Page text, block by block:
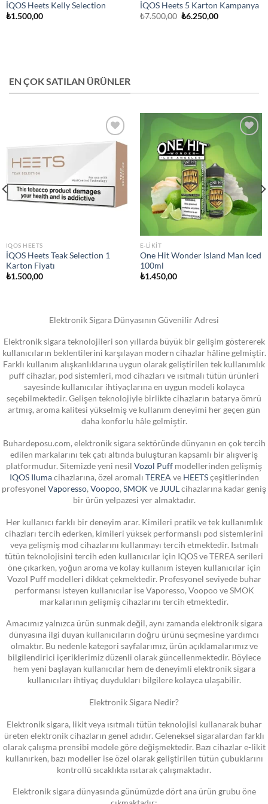
İQOS Heets Kelly Selection
₺1.500,00
İQOS Heets 5 Karton Kampanya
₺7.500,00 Orijinal
₺6.250,00Şu
EN ÇOK SATILAN ÜRÜNLER
Add to
IQOS HEETS
İQOS Heets Teak Selection 1
Karton Fiyatı
₺1.500,00
wishlist
E-LIKIT
One Hit Wonder Island Man Iced
100ml
₺1.450,00
Elektronik Sigara Dünyasının Güvenilir Adresi
Elektronik sigara teknolojileri son yıllarda büyük bir gelişim göstererek
kullanıcıların beklentilerini karşılayan modern cihazlar hâline gelmiştir.
Farklı kullanım alışkanlıklarına uygun olarak geliştirilen tek kullanımlık
puff cihazlar, pod sistemleri, mod cihazları ve ısıtmalı tütün ürünleri
sayesinde kullanıcılar ihtiyaçlarına en uygun modeli kolayca
seçebilmektedir. Gelişen teknolojiyle birlikte cihazların batarya ömrü
artmış, aroma kalitesi yükselmiş ve kullanım deneyimi her geçen gün
daha konforlu hâle gelmiştir.
Buhardeposu.com, elektronik sigara sektöründe dünyanın en çok tercih
edilen markalarını tek çatı altında buluşturan kapsamlı bir alışveriş
platformudur. Sitemizde yeni nesil Vozol Puff modellerinden gelişmiş
IQOS Ilumacihazlarına, özel aromalı TEREA ve HEETSçeşitlerinden
profesyonel Vaporesso, Voopoo, SMOK ve JUULcihazlarına kadar geniş
bir ürün yelpazesi yer almaktadır.
Her kullanıcı farklı bir deneyim arar. Kimileri pratik ve tek kullanımlık
cihazları tercih ederken, kimileri yüksek performanslı pod sistemlerini
veya gelişmiş mod cihazlarını kullanmayı tercih etmektedir. Isıtmalı
tütün teknolojisini tercih eden kullanıcılar için IQOS ve TEREA serileri
öne çıkarken, yoğun aroma ve kolay kullanım isteyen kullanıcılar için
Vozol Puff modelleri dikkat çekmektedir. Profesyonel seviyede buhar
performansı isteyen kullanıcılar ise Vaporesso, Voopoo ve SMOK
markalarının gelişmiş cihazlarını tercih etmektedir.
Amacımız yalnızca ürün sunmak değil, aynı zamanda elektronik sigara
dünyasına ilgi duyan kullanıcıların doğru ürünü seçmesine yardımcı
olmaktır. Bu nedenle kategori sayfalarımız, ürün açıklamalarımız ve
bilgilendirici içeriklerimiz düzenli olarak güncellenmektedir. Böylece
hem yeni başlayan kullanıcılar hem de deneyimli elektronik sigara
kullanıcıları ihtiyaç duydukları bilgilere kolayca ulaşabilir.
Elektronik Sigara Nedir?
Elektronik sigara, likit veya ısıtmalı tütün teknolojisi kullanarak buhar
üreten elektronik cihazların genel adıdır. Geleneksel sigaralardan farklı
olarak çalışma prensibi modele göre değişmektedir. Bazı cihazlar e-likit
kullanırken, bazı modeller ise özel olarak geliştirilen tütün çubuklarını
kontrollü sıcaklıkta ısıtarak çalışmaktadır.
Elektronik sigara dünyasında günümüzde dört ana ürün grubu öne